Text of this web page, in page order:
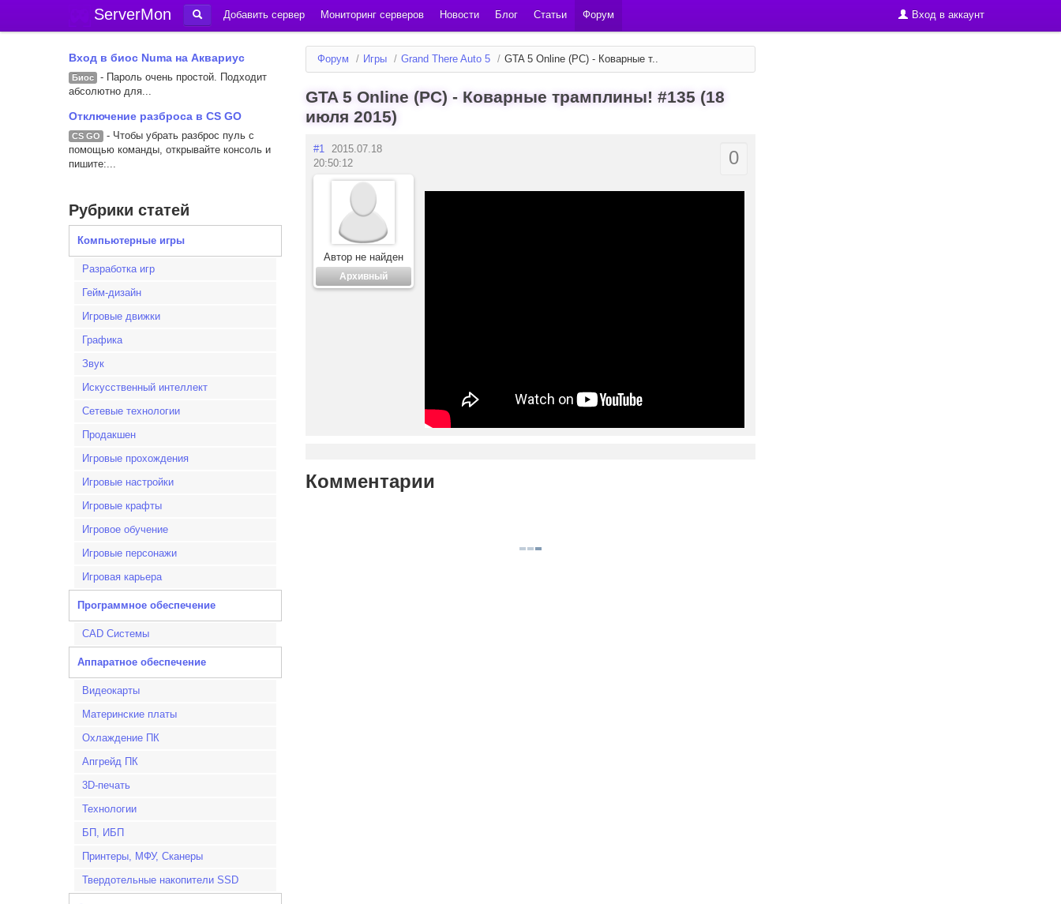
ServerMon Добавить сервер Мониторинг серверов Новости Блог Статьи Форум Вход в аккаунт
Вход в биос Numa на Аквариус
Биос
- Пароль очень простой. Подходит
абсолютно для...
Отключение разброса в CS GO
CS GO
- Чтобы убрать разброс пуль с
помощью команды, открывайте консоль и
пишите:...
Рубрики статей
Компьютерные игры
Разработка игр
Гейм-дизайн
Игровые движки
Графика
Звук
Искусственный интеллект
Сетевые технологии
Продакшен
Игровые прохождения
Игровые настройки
Игровые крафты
Игровое обучение
Игровые персонажи
Игровая карьера
Программное обеспечение
CAD Системы
Аппаратное обеспечение
Видеокарты
Материнские платы
Охлаждение ПК
Апгрейд ПК
3D-печать
Технологии
БП, ИБП
Принтеры, МФУ, Сканеры
Твердотельные накопители SSD
Форум / Игры / Grand There Auto 5 / GTA 5 Online (PC) - Коварные т..
GTA 5 Online (PC) - Коварные трамплины! #135 (18
июля 2015)
#1 2015.07.18
20:50:12
Автор не найден
Архивный
0
Комментарии